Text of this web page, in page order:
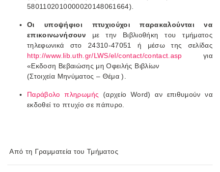
5801102010000020148061664).
Οι υποψήφιοι πτυχιούχοι παρακαλούνται να
επικοινωνήσουνμε την Βιβλιοθήκη του τμήματος
τηλεφωνικά στο 24310-47051 ή μέσω της σελίδας
http://www.lib.uth.gr/LWS/el/contact/contact.asp για
«Εκδοση Βεβαιώσης μη Οφειλής Βιβλίων
(Στοιχεία Μηνύματος – Θέμα ).
Παράβολο πληρωμής (αρχείο Word) αν επιθυμούν να
εκδοθεί το πτυχίο σε πάπυρο.
Από τη Γραμματεία του Τμήματος